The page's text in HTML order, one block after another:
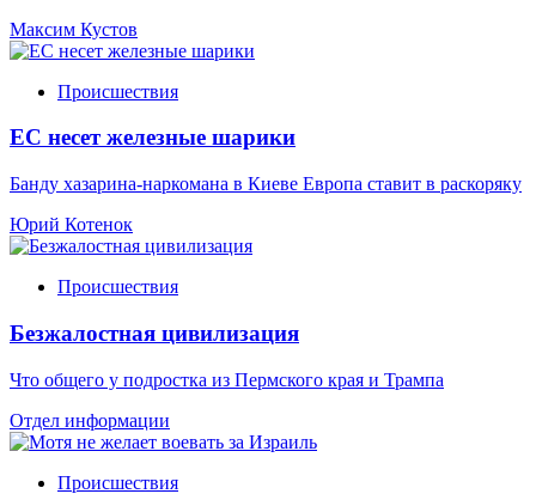
Максим Кустов
Происшествия
ЕС несет железные шарики
Банду хазарина-наркомана в Киеве Европа ставит в раскоряку
Юрий Котенок
Происшествия
Безжалостная цивилизация
Что общего у подростка из Пермского края и Трампа
Отдел информации
Происшествия